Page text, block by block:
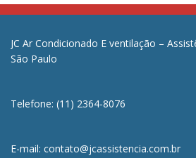
JC Ar Condicionado E ventilação –
São Paulo
Telefone: (11) 2364-8076
E-mail: contato@jcassistencia.com.br